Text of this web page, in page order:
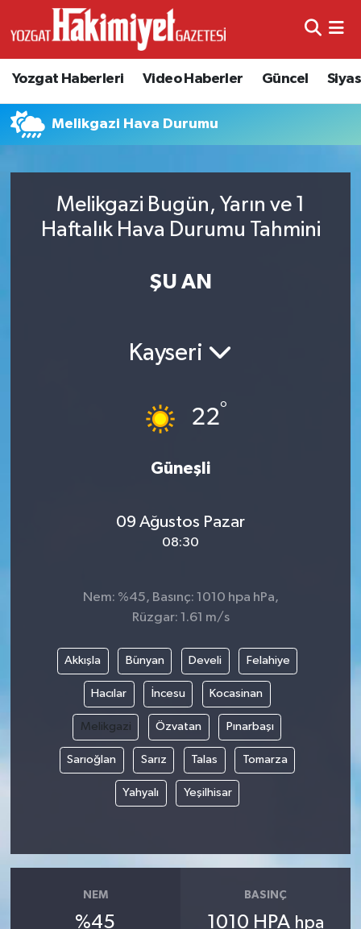
Yozgat Haberleri Video Haberler Güncel
Melikgazi Hava Durumu
Melikgazi Bugün, Yarın ve 1
Haftalık Hava Durumu Tahmini
ŞU AN
Kayseri
22°
Güneşli
09 Ağustos Pazar
08:30
Nem: %45, Basınç: 1010 hpa hPa,
Rüzgar: 1.61 m/s
Akkışla Bünyan Develi Felahiye
Hacılar İncesu Kocasinan
Melikgazi Özvatan Pınarbaşı
Sarıoğlan Sarız Talas Tomarza
Yahyalı Yeşilhisar
NEM
%45
BASINÇ
1010 HPA hpa